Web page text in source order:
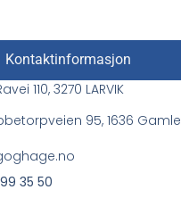
Kontaktinformasjon
110, 3270 LARVIK
95, 1636 Gamle
35 50